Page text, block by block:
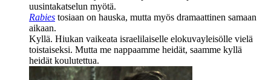
uusintakatselun myötä.
Rabies tosiaan on hauska, mutta myös dramaattinen samaan
aikaan.
Kyllä. Hiukan vaikeata israelilaiselle elokuvayleisölle vielä
toistaiseksi. Mutta me nappaamme heidät, saamme kyllä
heidät koulutettua.